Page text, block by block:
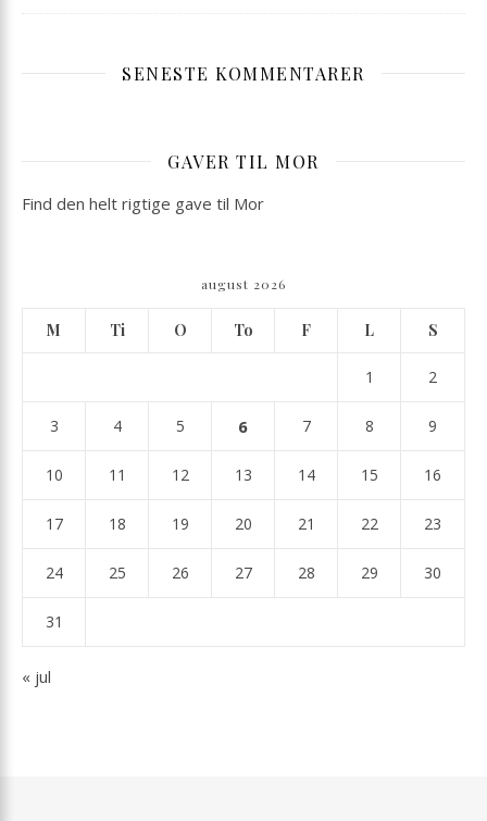
SENESTE KOMMENTARER
GAVER TIL MOR
Find den helt rigtige gave til Mor
august 2026
M Ti O To F L S
1 2
3 4 5 6 7 8 9
10 11 12 13 14 15 16
17 18 19 20 21 22 23
24 25 26 27 28 29 30
31
« jul